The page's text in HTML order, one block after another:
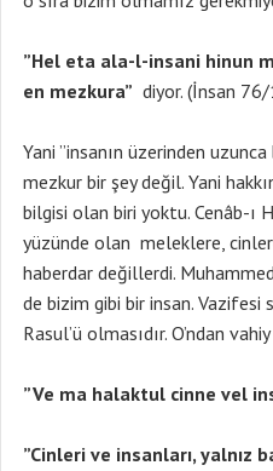
”Hel eta ala-l-insani hinun
en mezkura” diyor. (İnsan 76/
Yani ”insanın üzerinden
mezkur bir şey değil. Yani
bilgisi olan biri yoktu. Cenâb-ı
yüzünde olan meleklere,
haberdar değillerdi.
de bizim gibi bir insan. Vazifesi
Rasul’ü olmasıdır. O’ndan
”Ve ma halaktul cinne vel
”Cinleri ve insanları, yalnız